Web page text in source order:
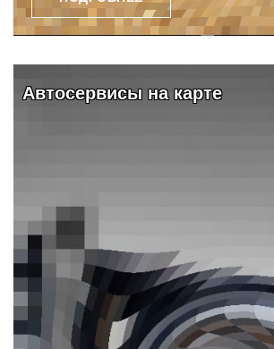
Автосервисы на карте